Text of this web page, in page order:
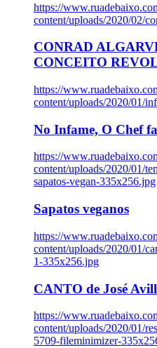
https://
content/uploads/2020/02/
CONRAD
CONCEITO
https://
content/uploads/2020/01/
No Infame, O Chef
https://
content/uploads/2020/01/
sapatos-vegan-335x256.jpg
Sapatos veganos
https://
content/uploads/2020/01/
1-335x256.jpg
CANTO de José
https://
content/uploads/2020/01/
5709-fileminimizer-